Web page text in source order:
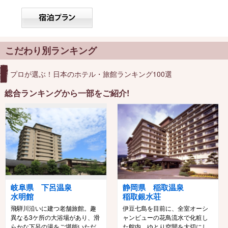
こだわり別ランキング
プロが選ぶ！日本のホテル・旅館ランキング100選
総合ランキングから一部をご紹介!
岐阜県 下呂温泉
水明館
飛騨川沿いに建つ老舗旅館。趣
異なる3ケ所の大浴場があり、滑
静岡県 稲取温泉
稲取銀水荘
伊豆七島を目前に、全室オーシ
ャンビューの花鳥流水で化粧し